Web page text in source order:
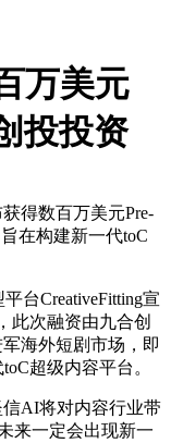
万美元
投投资
得数百万美元Pre-
在构建新一代toC
台CreativeFitting宣
此次融资由九合创
海外短剧市场，即
超级内容平台。
AI将对内容行业带
来一定会出现新一